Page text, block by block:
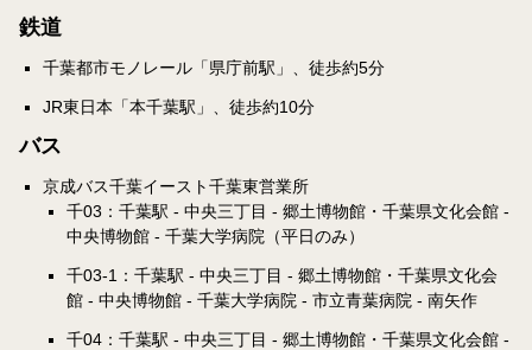
鉄道
千葉都市モノレール「県庁前駅」、徒歩約5分
JR東日本「本千葉駅」、徒歩約10分
バス
京成バス千葉イースト千葉東営業所
千03：千葉駅 - 中央三丁目 - 郷土博物館・千葉県文化会館 -
中央博物館 - 千葉大学病院（平日のみ）
千03-1：千葉駅 - 中央三丁目 - 郷土博物館・千葉県文化会
館 - 中央博物館 - 千葉大学病院 - 市立青葉病院 - 南矢作
千04：千葉駅 - 中央三丁目 - 郷土博物館・千葉県文化会館 -